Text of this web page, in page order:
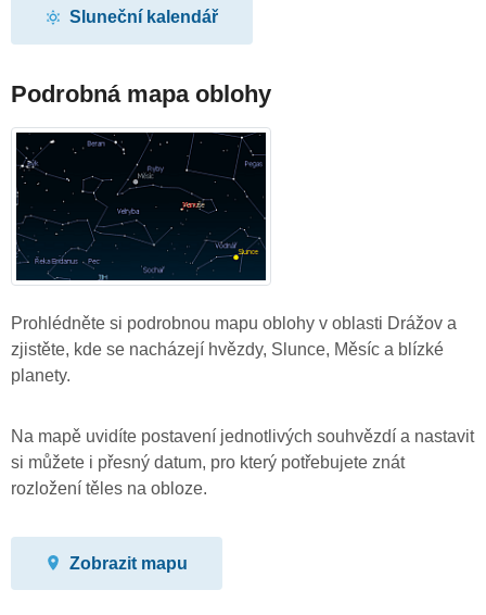
Sluneční kalendář
Podrobná mapa oblohy
Prohlédněte si podrobnou mapu oblohy v oblasti Drážov a
zjistěte, kde se nacházejí hvězdy, Slunce, Měsíc a blízké
planety.
Na mapě uvidíte postavení jednotlivých souhvězdí a nastavit
si můžete i přesný datum, pro který potřebujete znát
rozložení těles na obloze.
Zobrazit mapu